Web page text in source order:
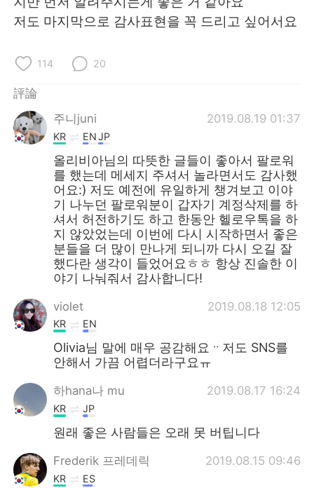
저도 마지막으로 감사표현을 꼭 드리고 싶어서요
114 20
評論
주니juni
2019.08.19 01:37
KR ENJP
올리비아님의 따뜻한 글들이 좋아서 팔로워
를 했는데 메세지 주셔서 놀라면서도 감사했
어요:) 저도 예전에 유일하게 챙겨보고 이야
기 나누던 팔로워분이 갑자기 계정삭제를 하
셔서 허전하기도 하고 한동안 헬로우톡을 하
지 않았었는데 이번에 다시 시작하면서 좋은
분들을 더 많이 만나게 되니까 다시 오길 잘
했다란 생각이 들었어요ㅎㅎ 항상 진솔한 이
야기 나눠줘서 감사합니다!
violet 2019.08.18 12:05
KR EN
Olivia님 말에 매우 공감해요ᆢ저도 SNS를
안해서 가끔 어렵더라구요ㅠ
하hana나 mu 2019.08.17 16:24
KR JP
원래 좋은 사람들은 오래 못 버팁니다
Frederik 프레데릭 2019.08.15 09:46
KR ES